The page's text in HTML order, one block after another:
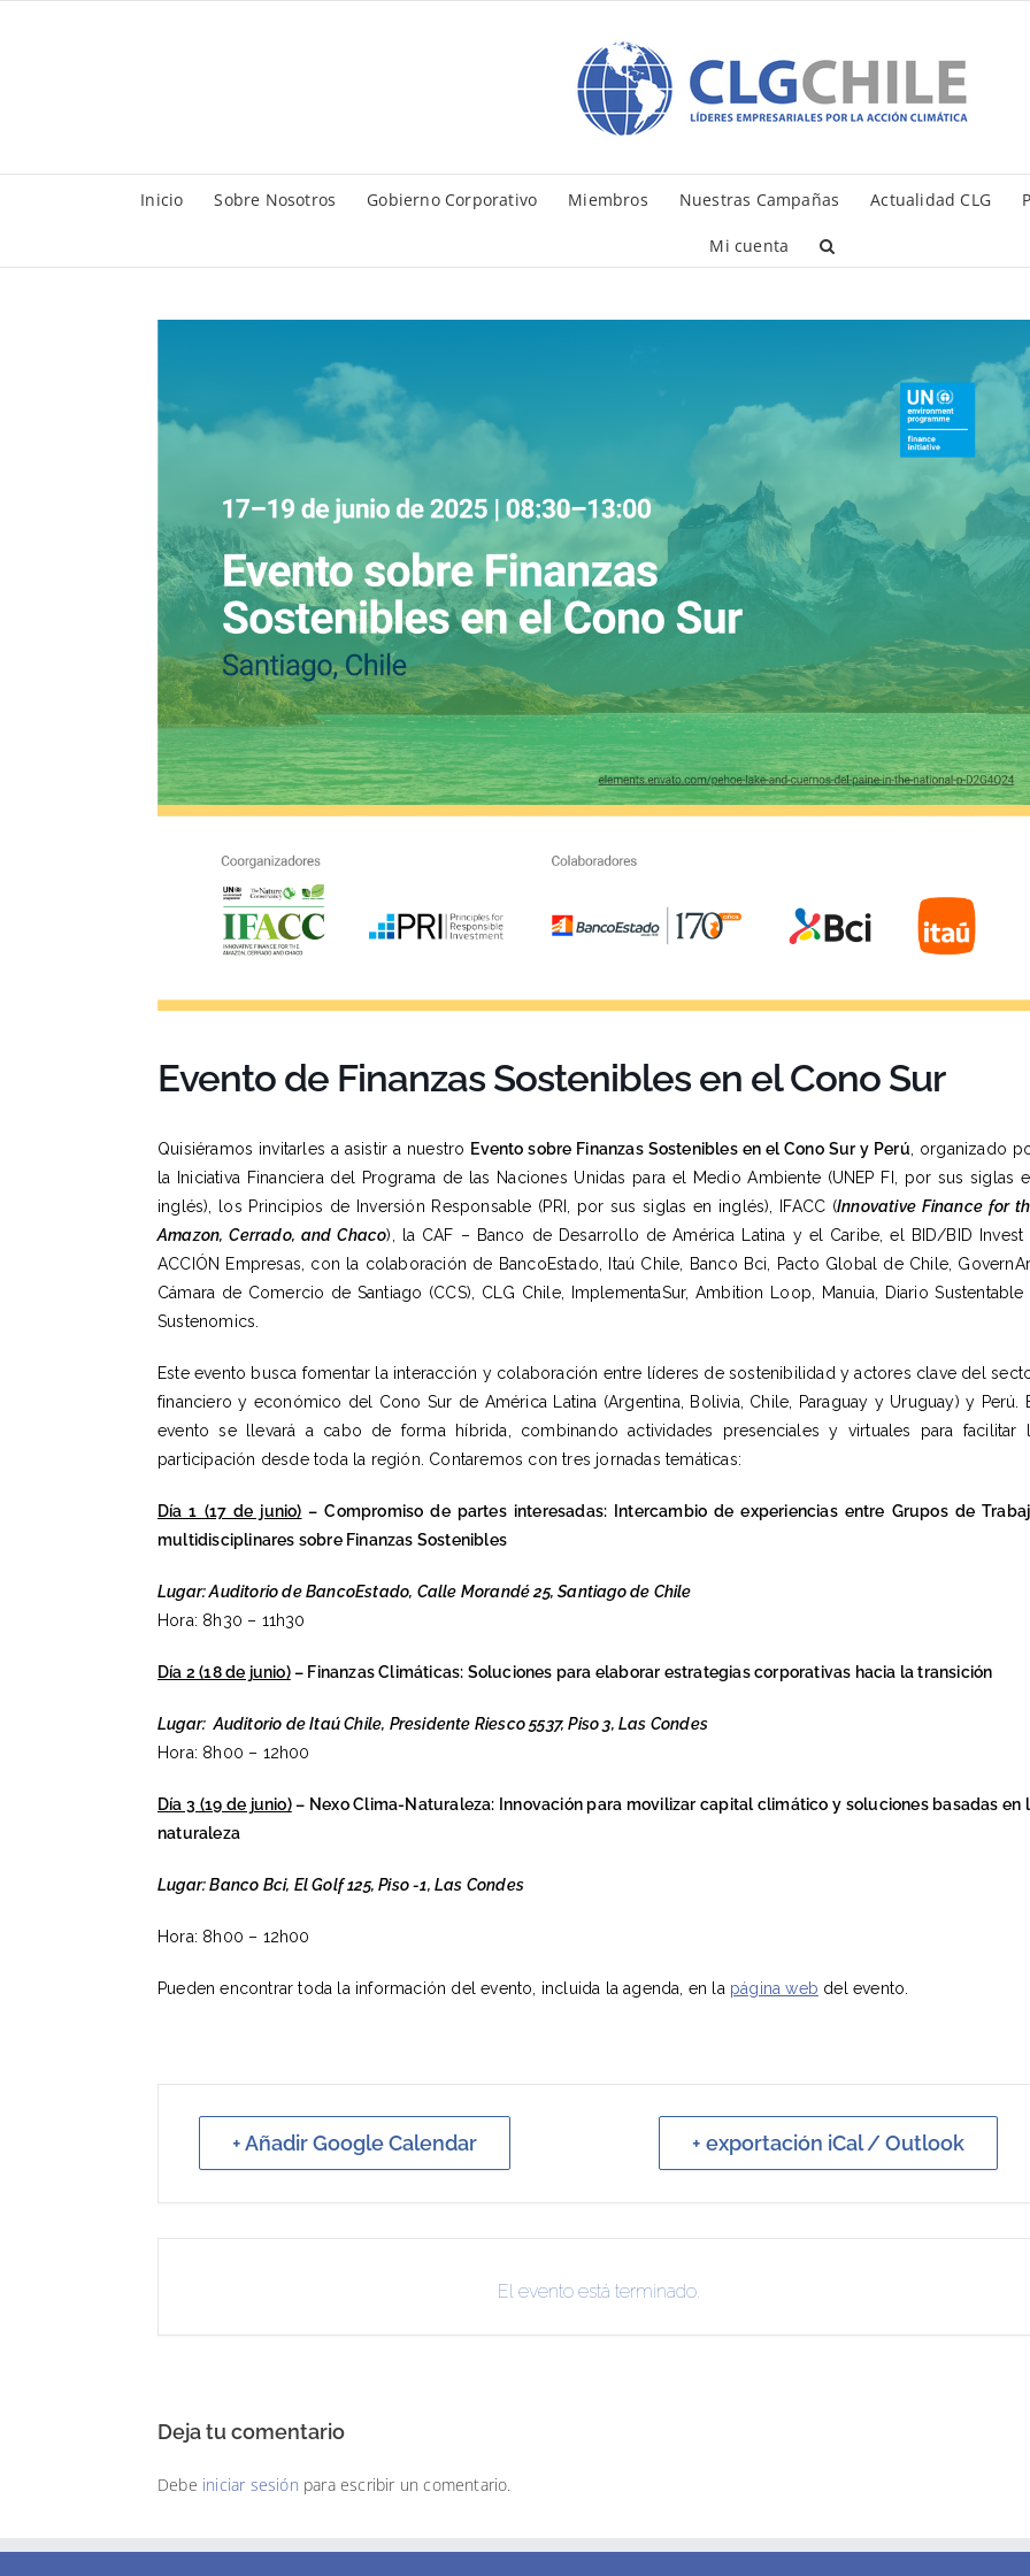
Inicio Sobre Nosotros Gobierno Corporativo Miembros Nuestras Campañas Actualidad CLG
Mi cuenta
Evento de Finanzas Sostenibles en el Cono Sur
Quisiéramos invitarles a asistir a nuestro Evento sobre Finanzas Sostenibles en el Cono Sur y Perú , organizado
la Iniciativa Financiera del Programa de las Naciones Unidas para el Medio Ambiente (UNEP FI, por sus siglas
inglés), los Principios de Inversión Responsable (PRI, por sus siglas en inglés), IFACC (Innovative Finance for
Amazon, Cerrado, and Chaco), la CAF – Banco de Desarrollo de América Latina y el Caribe, el BID/BID Invest
ACCIÓN Empresas, con la colaboración de BancoEstado, Itaú Chile, Banco Bci, Pacto Global de Chile,
Cámara de Comercio de Santiago (CCS), CLG Chile, ImplementaSur, Ambition Loop, Manuia, Diario Sustentable
Sustenomics.
Este evento busca fomentar la interacción y colaboración entre líderes de sostenibilidad y actores clave del
financiero y económico del Cono Sur de América Latina (Argentina, Bolivia, Chile, Paraguay y Uruguay) y Perú.
evento se llevará a cabo de forma híbrida, combinando actividades presenciales y virtuales para facilitar
participación desde toda la región. Contaremos con tres jornadas temáticas:
Día 1 (17 de junio) – Compromiso de partes interesadas: Intercambio de experiencias entre Grupos de
multidisciplinares sobre Finanzas Sostenibles
Lugar: Auditorio de BancoEstado, Calle Morandé 25, Santiago de Chile
Hora: 8h30 – 11h30
Día 2 (18 de junio)– Finanzas Climáticas: Soluciones para elaborar estrategias corporativas hacia la transición
Lugar: Auditorio de Itaú Chile, Presidente Riesco 5537, Piso 3, Las Condes
Hora: 8h00 – 12h00
Día 3 (19 de junio)– Nexo Clima-Naturaleza: Innovación para movilizar capital climático y soluciones basadas en
naturaleza
Lugar: Banco Bci, El Golf 125, Piso -1, Las Condes
Hora: 8h00 – 12h00
Pueden encontrar toda la información del evento, incluida la agenda, en la página web del evento.
+ Añadir Google Calendar + exportación iCal / Outlook
El evento está terminado.
Deja tu comentario
Debe iniciar sesión para escribir un comentario.